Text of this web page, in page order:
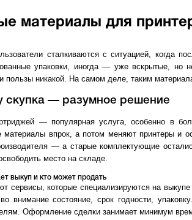
материалы для
сталкиваются с ситуацией, когда
упаковки, иногда — уже вскрытые, но
пользы никакой. На самом деле, таким
скупка — разумное решение
— популярная услуга, особенно в
материалы впрок, а потом меняют принтеры и
— а старые комплектующие
место на складе.
выкуп и кто может продать
сервисы, которые специализируются на
внимание состояние, срок годности,
Оформление сделки занимает минимум